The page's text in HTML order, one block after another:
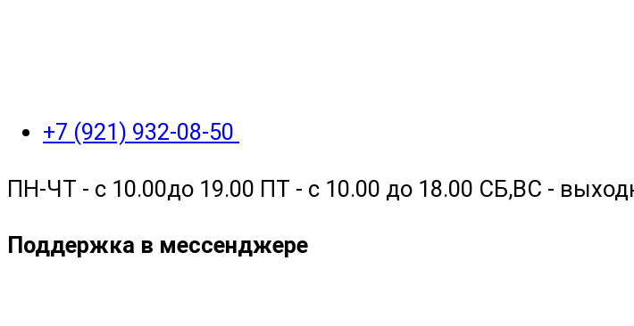
+7 (921) 932-08-50
ПН-ЧТ - с 10.00до 19.00 ПТ - с 10.00 до 18.00 СБ,ВС -
Поддержка в мессенджере